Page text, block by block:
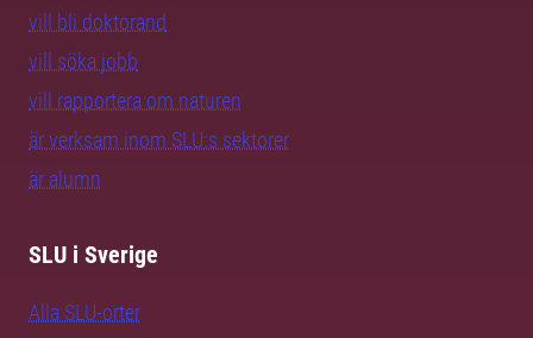
vill bli doktorand
vill söka jobb
vill rapportera om naturen
är verksam inom SLU:s sektorer
är alumn
SLU i Sverige
Alla SLU-orter